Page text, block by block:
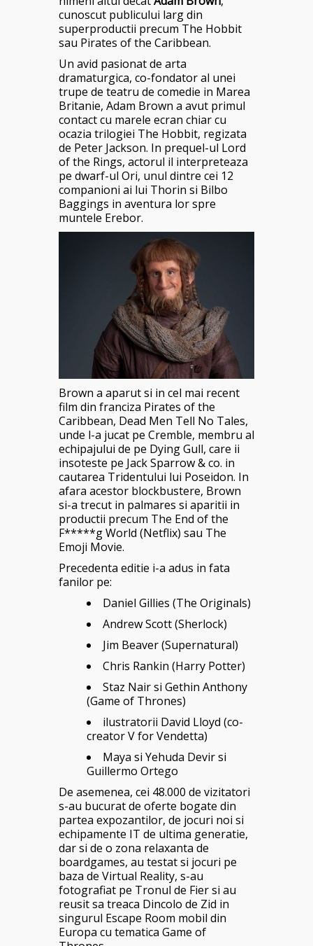
cunoscut publicului larg din
superproductii precum The Hobbit
sau Pirates of the Caribbean.
Un avid pasionat de arta
dramaturgica, co-fondator al unei
trupe de teatru de comedie in Marea
Britanie, Adam Brown a avut primul
contact cu marele ecran chiar cu
ocazia trilogiei The Hobbit, regizata
de Peter Jackson. In prequel-ul Lord
of the Rings, actorul il interpreteaza
pe dwarf-ul Ori, unul dintre cei 12
companioni ai lui Thorin si Bilbo
Baggings in aventura lor spre
muntele Erebor.
Brown a aparut si in cel mai recent
film din franciza Pirates of the
Caribbean, Dead Men Tell No Tales,
unde l-a jucat pe Cremble, membru al
echipajului de pe Dying Gull, care ii
insoteste pe Jack Sparrow & co. in
cautarea Tridentului lui Poseidon. In
afara acestor blockbustere, Brown
si-a trecut in palmares si aparitii in
productii precum The End of the
F*****g World (Netflix) sau The
Emoji Movie.
Precedenta editie i-a adus in fata
fanilor pe:
Daniel Gillies (The Originals)
Andrew Scott (Sherlock)
Jim Beaver (Supernatural)
Chris Rankin (Harry Potter)
Staz Nair si Gethin Anthony
(Game of Thrones)
ilustratorii David Lloyd (co-
creator V for Vendetta)
Maya si Yehuda Devir si
Guillermo Ortego
De asemenea, cei 48.000 de vizitatori
s-au bucurat de oferte bogate din
partea expozantilor, de jocuri noi si
echipamente IT de ultima generatie,
dar si de o zona relaxanta de
boardgames, au testat si jocuri pe
baza de Virtual Reality, s-au
fotografiat pe Tronul de Fier si au
reusit sa treaca Dincolo de Zid in
singurul Escape Room mobil din
Europa cu tematica Game of